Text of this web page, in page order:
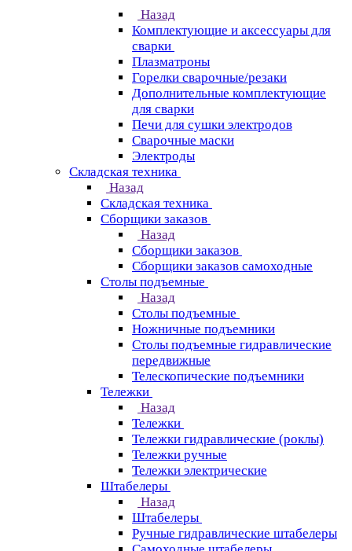
Назад
Комплектующие и аксессуары для
сварки
Плазматроны
Горелки сварочные/резаки
Дополнительные комплектующие
для сварки
Печи для сушки электродов
Сварочные маски
Электроды
Складская техника
Назад
Складская техника
Сборщики заказов
Назад
Сборщики заказов
Сборщики заказов самоходные
Столы подъемные
Назад
Столы подъемные
Ножничные подъемники
Столы подъемные гидравлические
передвижные
Телескопические подъемники
Тележки
Назад
Тележки
Тележки гидравлические (роклы)
Тележки ручные
Тележки электрические
Штабелеры
Назад
Штабелеры
Ручные гидравлические штабелеры